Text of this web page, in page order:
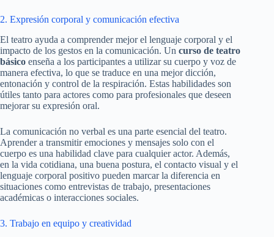
2. Expresión corporal y comunicación efectiva
El teatro ayuda a comprender mejor el lenguaje corporal y el
impacto de los gestos en la comunicación. Un curso de teatro
básico enseña a los participantes a utilizar su cuerpo y voz de
manera efectiva, lo que se traduce en una mejor dicción,
entonación y control de la respiración. Estas habilidades son
útiles tanto para actores como para profesionales que deseen
mejorar su expresión oral.
La comunicación no verbal es una parte esencial del teatro.
Aprender a transmitir emociones y mensajes solo con el
cuerpo es una habilidad clave para cualquier actor. Además,
en la vida cotidiana, una buena postura, el contacto visual y el
lenguaje corporal positivo pueden marcar la diferencia en
situaciones como entrevistas de trabajo, presentaciones
académicas o interacciones sociales.
3. Trabajo en equipo y creatividad